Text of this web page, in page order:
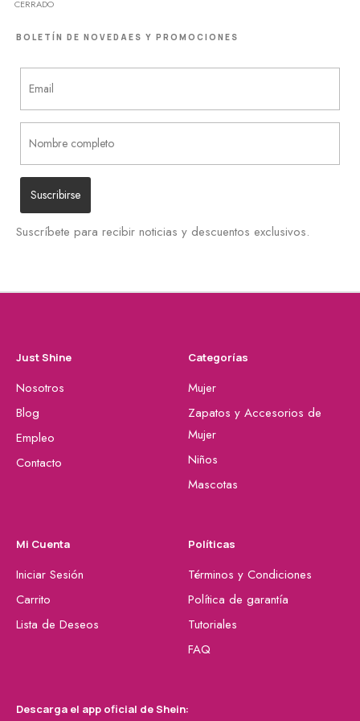
CERRADO
BOLETÍN DE NOVEDAES Y PROMOCIONES
Suscríbete para recibir noticias y descuentos exclusivos.
Just Shine
Nosotros
Blog
Empleo
Contacto
Categorías
Mujer
Zapatos y Accesorios de
Mujer
Niños
Mascotas
Mi Cuenta
Iniciar Sesión
Carrito
Lista de Deseos
Políticas
Términos y Condiciones
Política de garantía
Tutoriales
FAQ
Descarga el app oficial de Shein: